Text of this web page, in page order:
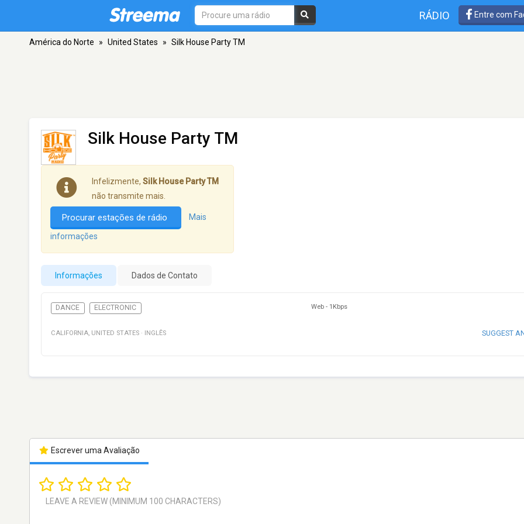
RÁDIO Entre com
América do Norte » United States » Silk House Party TM
Silk House Party TM
Infelizmente, Silk House Party TM
não transmite mais.
Procurar estações de rádio Mais
informações
Informações Dados de Contato
DANCE ELECTRONIC Web - 1Kbps
CALIFORNIA, UNITED STATES · INGLÊS SUGGEST
Escrever uma Avaliação